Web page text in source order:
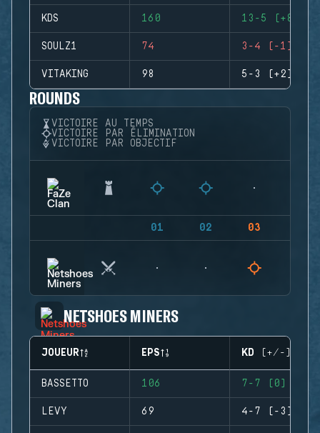
KDS 160 13-5 (+8)
SOULZ1 74 3-4 (-1)
VITAKING 98 5-3 (+2)
ROUNDS
VICTOIRE AU TEMPS
VICTOIRE PAR ÉLIMINATION
VICTOIRE PAR OBJECTIF
01 02 03
NETSHOES MINERS
JOUEUR EPS KD (+/-)
BASSETTO 106 7-7 (0)
LEVY 69 4-7 (-3)